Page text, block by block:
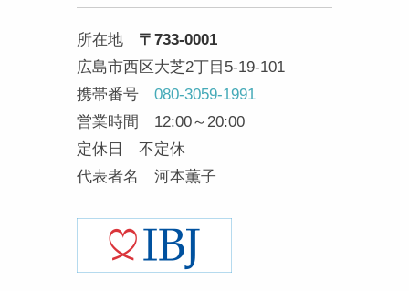
所在地 〒733-0001
広島市西区大芝2丁目5-19-101
携帯番号 080-3059-1991
営業時間 12:00～20:00
定休日 不定休
代表者名 河本薫子